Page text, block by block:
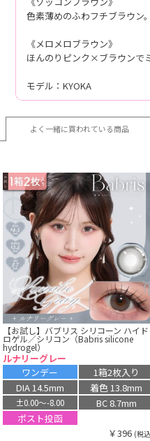
色素薄めのふわフチブラウン
《メロメロブラウン》
ほんのりピンク×ブラウンで
モデル：KYOKA
よく一緒に買われている商品
【お試し】バブリス シリコーン ハイド
ロゲル／シリコン（Babris silicone
hydrogel）
ルナリーグレー
ワンデー
1箱2枚入り
DIA 14.5mm
着色 13.8mm
±0.00〜-8.00
BC 8.7mm
ポスト投函
￥396 (税